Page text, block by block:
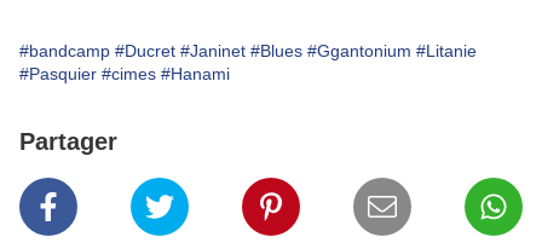
#bandcamp #Ducret #Janinet #Blues #Ggantonium #Litanie
#Pasquier #cimes #Hanami
Partager